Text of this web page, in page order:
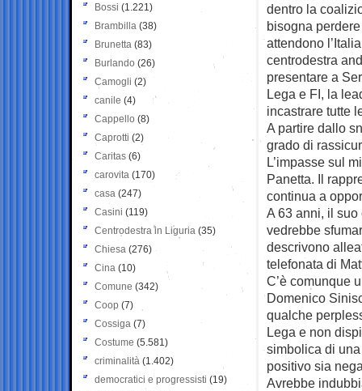
dentro la
bisogna
attendono
centrodestra
presentare a
Lega e FI, la
incastrare tutte
A partire dallo
grado di
L’impasse sul
Panetta. Il
continua a
A 63 anni, il
vedrebbe
descrivono
telefonata di
C’è comunque
Domenico
qualche
Lega e non
simbolica di
positivo sia
Avrebbe
Bossi (1.221)
Brambilla (38)
Brunetta (83)
Burlando (26)
Camogli (2)
canile (4)
Cappello (8)
Caprotti (2)
Caritas (6)
carovita (170)
casa (247)
Casini (119)
Centrodestra in Liguria (35)
Chiesa (276)
Cina (10)
Comune (342)
Coop (7)
Cossiga (7)
Costume (5.581)
criminalità (1.402)
democratici e progressisti (19)